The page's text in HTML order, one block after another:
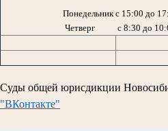
Понедельник с 15:00 до
Четверг с 8:30 до
Суды общей юрисдикции
"ВКонтакте"